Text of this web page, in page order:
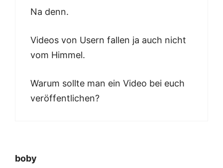
Na denn.
Videos von Usern fallen ja auch nicht
vom Himmel.
Warum sollte man ein Video bei euch
veröffentlichen?
boby